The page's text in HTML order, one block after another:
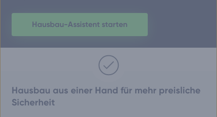
Hausbau-Assistent starten
Hausbau aus einer Hand für mehr preisliche
Sicherheit